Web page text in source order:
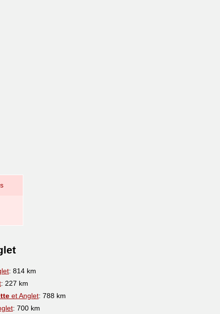
: 814 km
: 227 km
et Anglet: 788 km
: 700 km